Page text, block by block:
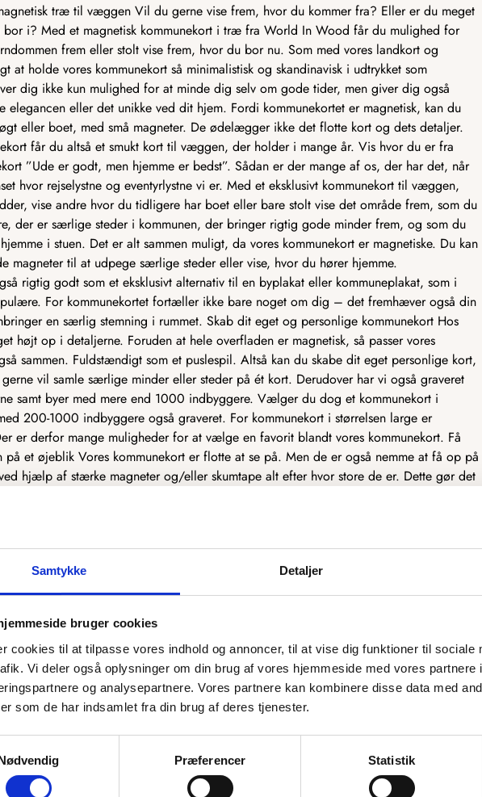
Samtykke Detaljer
bruger cookies
cookies til at tilpasse vores indhold og annoncer, til at vise dig funktioner til sociale
Vi deler også oplysninger om din brug af vores hjemmeside med vores partnere
og analysepartnere. Vores partnere kan kombinere disse data med
som de har indsamlet fra din brug af deres tjenester.
Præferencer Statistik
træ til væggen Vil du gerne vise frem, hvor du kommer fra? Eller er du meget
i? Med et magnetisk kommunekort i træ fra World In Wood får du mulighed for
frem eller stolt vise frem, hvor du bor nu. Som med vores landkort og
at holde vores kommunekort så minimalistisk og skandinavisk i udtrykket som
dig ikke kun mulighed for at minde dig selv om gode tider, men giver dig også
elegancen eller det unikke ved dit hjem. Fordi kommunekortet er magnetisk, kan du
eller boet, med små magneter. De ødelægger ikke det flotte kort og dets detaljer.
får du altså et smukt kort til væggen, der holder i mange år. Vis hvor du er fra
”Ude er godt, men hjemme er bedst”. Sådan er der mange af os, der har det, når
hvor rejselystne og eventyrlystne vi er. Med et eksklusivt kommunekort til væggen,
vise andre hvor du tidligere har boet eller bare stolt vise det område frem, som du
der er særlige steder i kommunen, der bringer rigtig gode minder frem, og som du
i stuen. Det er alt sammen muligt, da vores kommunekort er magnetiske. Du kan
magneter til at udpege særlige steder eller vise, hvor du hører hjemme.
rigtig godt som et eksklusivt alternativ til en byplakat eller kommuneplakat, som i
For kommunekortet fortæller ikke bare noget om dig – det fremhæver også din
en særlig stemning i rummet. Skab dit eget og personlige kommunekort Hos
højt op i detaljerne. Foruden at hele overfladen er magnetisk, så passer vores
sammen. Fuldstændigt som et puslespil. Altså kan du skabe dit eget personlige kort,
vil samle særlige minder eller steder på ét kort. Derudover har vi også graveret
samt byer med mere end 1000 indbyggere. Vælger du dog et kommunekort i
200-1000 indbyggere også graveret. For kommunekort i størrelsen large er
er derfor mange muligheder for at vælge en favorit blandt vores kommunekort. Få
et øjeblik Vores kommunekort er flotte at se på. Men de er også nemme at få op på
hjælp af stærke magneter og/eller skumtape alt efter hvor store de er. Dette gør det
Du behøver derfor ikke være god til søm og hammer, da vi har udtænkt en
dig. Vi anbefaler samtidig, at du hænger dit kommunekort op et sted med masser af
at komme mere til sin ret. Det er nemlig ikke blot et kort – men også et smukt stykke
mulig opmærksomhed. Et kommunekort i meget høj og eksklusiv kvalitet Kun det
vores kunder. Det er i hvert fald udgangspunktet for designet og udviklingen af vores
benytter os derfor udelukkende af materialer i meget høj kvalitet, som vi
er gældende for det endelige produkt, da det er lavet i hånden på vores eget
et kommunekort hos os, kan du være sikker på, at du har et hængende
For ikke to kort ligner hinanden. Netop dette er også med til at give vores kort et
et i dag, går vi straks i gang med at udskære og forme det. Der kan være leveringstid
selv producerer vores produkter. Da vi samtidig ønsker en høj kvalitet, kan det give
dog oftest meget hurtigere. Vi bestræber os dog på at gøre det hurtigere, så du ikke
spørgsmål til vores kommunekort, proces eller måske levering, er du mere end
og design